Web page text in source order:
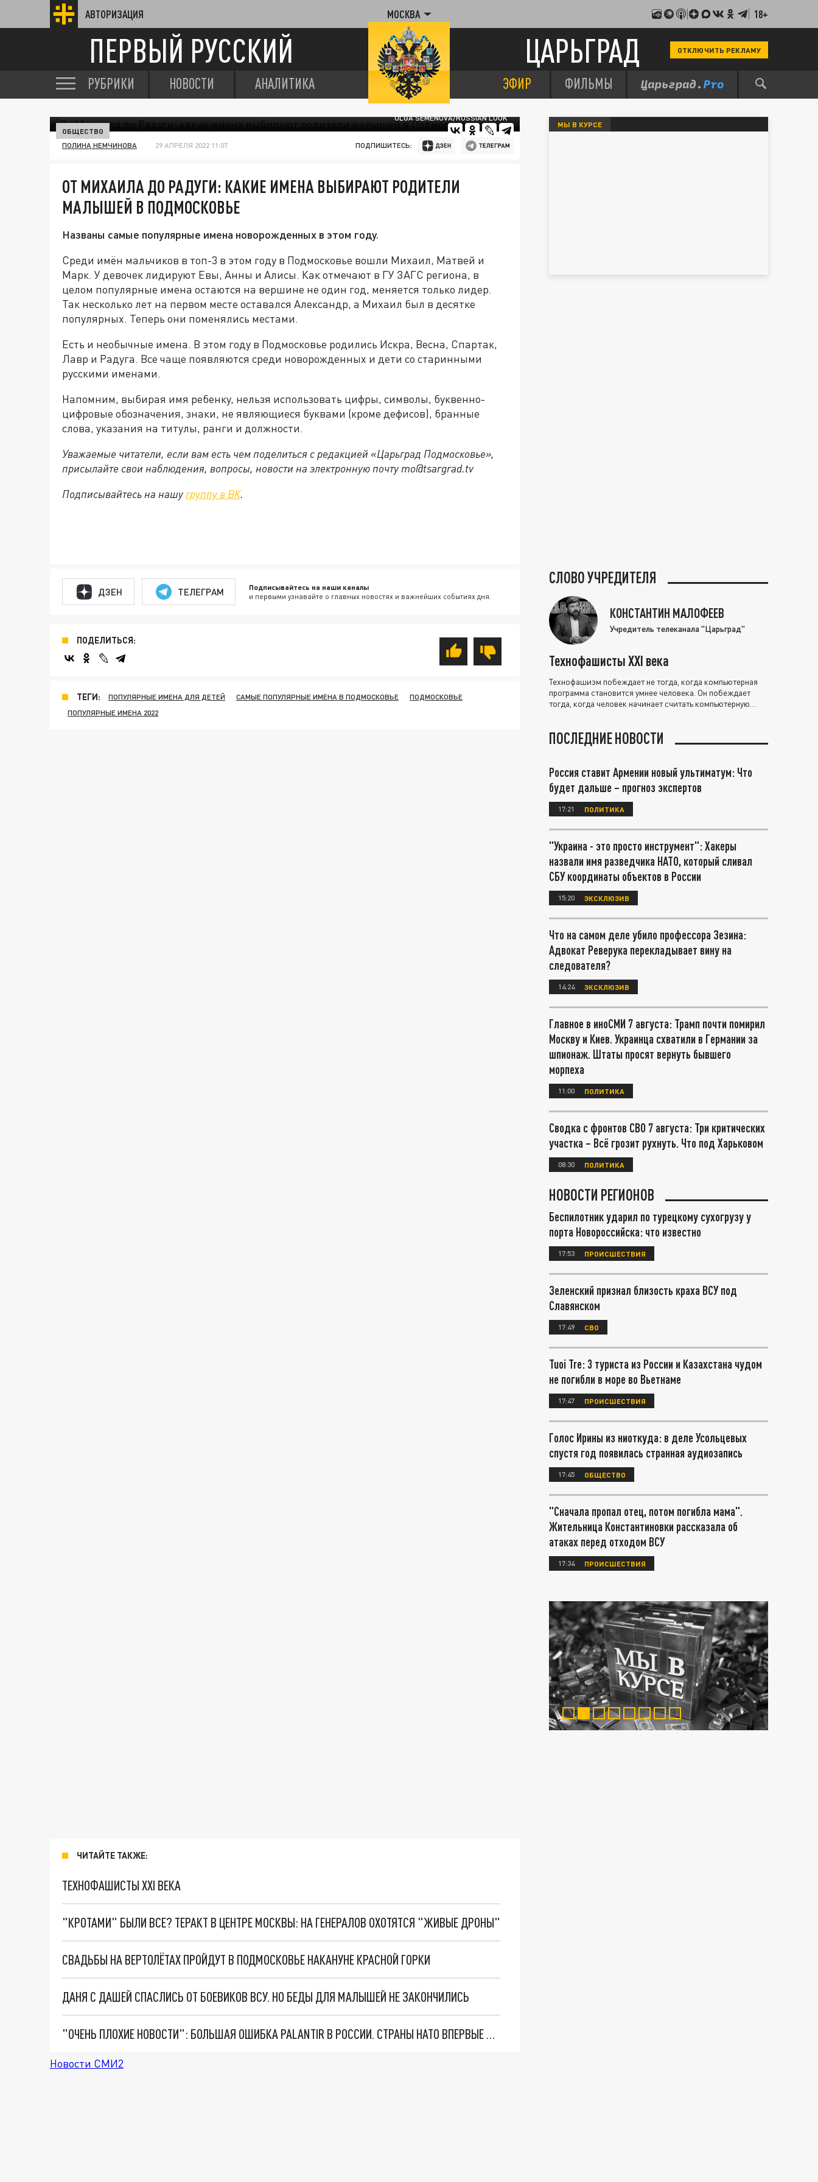
АВТОРИЗАЦИЯ МОСКВА 18+
ПЕРВЫЙ РУССКИЙ ЦАРЬГРАД ОТКЛЮЧИТЬ РЕКЛАМУ
РУБРИКИ НОВОСТИ АНАЛИТИКА ЭФИР ФИЛЬМЫ
OLGA SEMENOVA/RUSSIAN LOOK
ОБЩЕСТВО
ПОЛИНА НЕМЧИНОВА 29 АПРЕЛЯ 2022 11:07 ПОДПИШИТЕСЬ:
ОТ МИХАИЛА ДО РАДУГИ: КАКИЕ ИМЕНА ВЫБИРАЮТ РОДИТЕЛИ
МАЛЫШЕЙ В ПОДМОСКОВЬЕ
Названы самые популярные имена новорожденных в этом году.
Среди имён мальчиков в топ-3 в этом году в Подмосковье вошли Михаил, Матвей и
Марк. У девочек лидируют Евы, Анны и Алисы. Как отмечают в ГУ ЗАГС региона, в
целом популярные имена остаются на вершине не один год, меняется только лидер.
Так несколько лет на первом месте оставался Александр, а Михаил был в десятке
популярных. Теперь они поменялись местами.
Есть и необычные имена. В этом году в Подмосковье родились Искра, Весна, Спартак,
Лавр и Радуга. Все чаще появляются среди новорожденных и дети со старинными
русскими именами.
Напомним, выбирая имя ребенку, нельзя использовать цифры, символы, буквенно-
цифровые обозначения, знаки, не являющиеся буквами (кроме дефисов), бранные
слова, указания на титулы, ранги и должности.
Уважаемые читатели, если вам есть чем поделиться с редакцией «Царьград Подмосковье»,
присылайте свои наблюдения, вопросы, новости на электронную почту mo@tsargrad.tv
Подписывайтесь на нашу группу в ВК.
ДЗЕН ТЕЛЕГРАМ Подписывайтесь на наши каналы
и первыми узнавайте о главных новостях и важнейших событиях дня.
ПОДЕЛИТЬСЯ:
ТЕГИ: ПОПУЛЯРНЫЕ ИМЕНА ДЛЯ ДЕТЕЙ САМЫЕ ПОПУЛЯРНЫЕ ИМЕНА В ПОДМОСКОВЬЕ
ПОДМОСКОВЬЕ
ПОПУЛЯРНЫЕ ИМЕНА 2022
ЧИТАЙТЕ ТАКЖЕ:
ТЕХНОФАШИСТЫ XXI ВЕКА
"КРОТАМИ" БЫЛИ ВСЕ? ТЕРАКТ В ЦЕНТРЕ МОСКВЫ: НА ГЕНЕРАЛОВ ОХОТЯТСЯ "ЖИВЫЕ ДРОНЫ"
СВАДЬБЫ НА ВЕРТОЛЁТАХ ПРОЙДУТ В ПОДМОСКОВЬЕ НАКАНУНЕ КРАСНОЙ ГОРКИ
ДАНЯ С ДАШЕЙ СПАСЛИСЬ ОТ БОЕВИКОВ ВСУ. НО БЕДЫ ДЛЯ МАЛЫШЕЙ НЕ ЗАКОНЧИЛИСЬ
"ОЧЕНЬ ПЛОХИЕ НОВОСТИ": БОЛЬШАЯ ОШИБКА PALANTIR В РОССИИ. СТРАНЫ НАТО ВПЕРВЫЕ ЗА СВО ОСТАНОВИЛИ ПОСТАВКИ ОРУЖИЯ. ВСУ ТЕРЯЮТ ПРИГРАНИЧЬЕ?
Новости СМИ2
МЫ В КУРСЕ
СЛОВО УЧРЕДИТЕЛЯ
КОНСТАНТИН МАЛОФЕЕВ
Учредитель телеканала "Царьград"
Технофашисты XXI века
Технофашизм побеждает не тогда, когда компьютерная
программа становится умнее человека. Он побеждает
тогда, когда человек начинает считать компьютерную
ПОСЛЕДНИЕ НОВОСТИ
Россия ставит Армении новый ультиматум: Что
будет дальше – прогноз экспертов
17:21 ПОЛИТИКА
"Украина - это просто инструмент": Хакеры
назвали имя разведчика НАТО, который сливал
СБУ координаты объектов в России
15:20 ЭКСКЛЮЗИВ
Что на самом деле убило профессора Зезина:
Адвокат Реверука перекладывает вину на
следователя?
14:24 ЭКСКЛЮЗИВ
Главное в иноСМИ 7 августа: Трамп почти помирил
Москву и Киев. Украинца схватили в Германии за
шпионаж. Штаты просят вернуть бывшего
морпеха
11:00 ПОЛИТИКА
Сводка с фронтов СВО 7 августа: Три критических
участка – Всё грозит рухнуть. Что под Харьковом
08:30 ПОЛИТИКА
НОВОСТИ РЕГИОНОВ
Беспилотник ударил по турецкому сухогрузу у
порта Новороссийска: что известно
17:53 ПРОИСШЕСТВИЯ
Зеленский признал близость краха ВСУ под
Славянском
17:49 СВО
Tuoi Tre: 3 туриста из России и Казахстана чудом
не погибли в море во Вьетнаме
17:47 ПРОИСШЕСТВИЯ
Голос Ирины из ниоткуда: в деле Усольцевых
спустя год появилась странная аудиозапись
17:45 ОБЩЕСТВО
"Сначала пропал отец, потом погибла мама".
Жительница Константиновки рассказала об
атаках перед отходом ВСУ
17:34 ПРОИСШЕСТВИЯ